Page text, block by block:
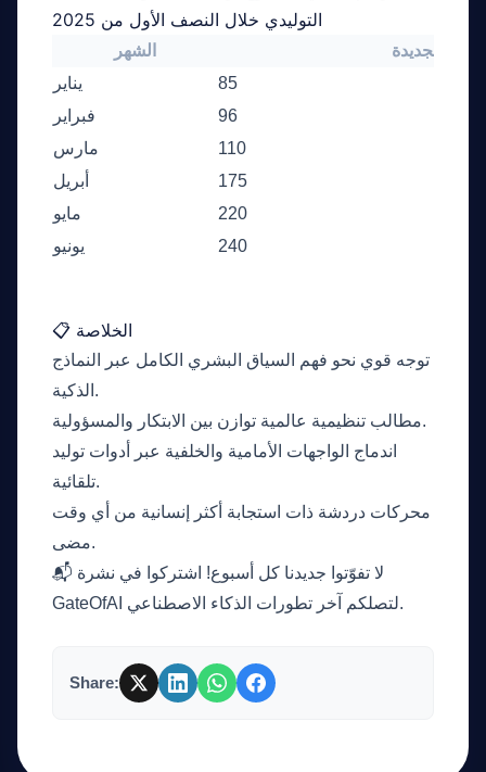
التوليدي خلال النصف الأول من 2025
الشهر
الجديدة
يناير
85
فبراير
96
مارس
110
أبريل
175
مايو
220
يونيو
240
📋 الخلاصة
توجه قوي نحو فهم السياق البشري الكامل عبر النماذج
الذكية.
مطالب تنظيمية عالمية توازن بين الابتكار والمسؤولية.
اندماج الواجهات الأمامية والخلفية عبر أدوات توليد
تلقائية.
محركات دردشة ذات استجابة أكثر إنسانية من أي وقت
مضى.
📬 لا تفوّتوا جديدنا كل أسبوع! اشتركوا في نشرة
GateOfAI لتصلكم آخر تطورات الذكاء الاصطناعي.
Share: